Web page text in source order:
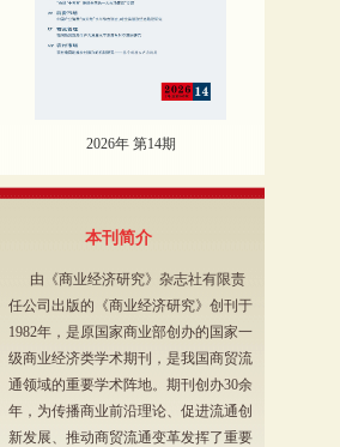
2026年 第14期
本刊简介
由《商业经济研究》杂志社有限责
任公司出版的《商业经济研究》创刊于
1982年，是原国家商业部创办的国家一
级商业经济类学术期刊，是我国商贸流
通领域的重要学术阵地。期刊创办30余
年，为传播商业前沿理论、促进流通创
新发展、推动商贸流通变革发挥了重要